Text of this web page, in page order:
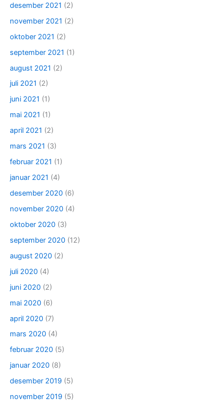
desember 2021 (2)
november 2021 (2)
oktober 2021 (2)
september 2021 (1)
august 2021 (2)
juli 2021 (2)
juni 2021 (1)
mai 2021 (1)
april 2021 (2)
mars 2021 (3)
februar 2021 (1)
januar 2021 (4)
desember 2020 (6)
november 2020 (4)
oktober 2020 (3)
september 2020 (12)
august 2020 (2)
juli 2020 (4)
juni 2020 (2)
mai 2020 (6)
april 2020 (7)
mars 2020 (4)
februar 2020 (5)
januar 2020 (8)
desember 2019 (5)
november 2019 (5)